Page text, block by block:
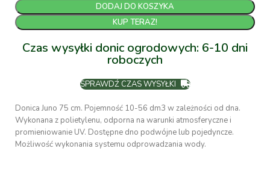
DODAJ DO KOSZYKA
KUP TERAZ!
Czas wysyłki donic ogrodowych: 6-10 dni
roboczych
SPRAWDŹ CZAS WYSYŁKI
Donica Juno 75 cm. Pojemność 10-56 dm3 w zależności od dna.
Wykonana z polietylenu, odporna na warunki atmosferyczne i
promieniowanie UV. Dostępne dno podwójne lub pojedyncze.
Możliwość wykonania systemu odprowadzania wody.